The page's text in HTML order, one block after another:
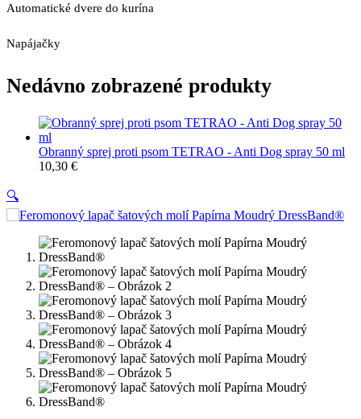
Automatické dvere do kurína
Napájačky
Nedávno zobrazené produkty
Obranný sprej proti psom TETRAO - Anti Dog spray 50 ml
10,30 €
🔍